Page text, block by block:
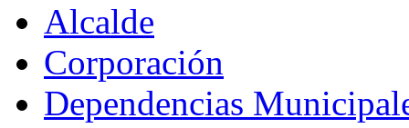
Alcalde
Corporación
Dependencias